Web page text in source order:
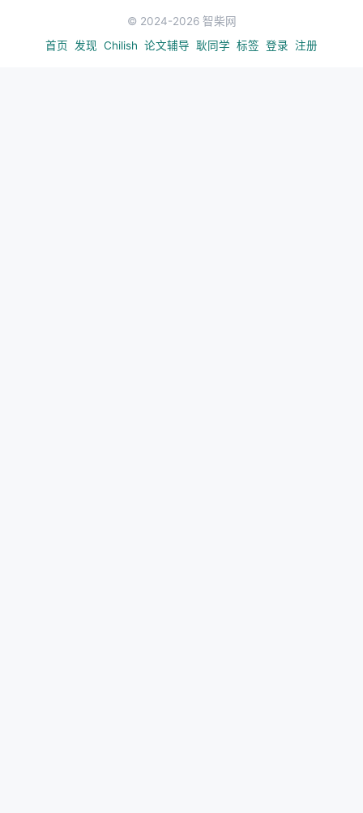
© 2024-2026 智柴网
首页
发现 Chilish 论文辅导 耿同学 标签 登录 注册